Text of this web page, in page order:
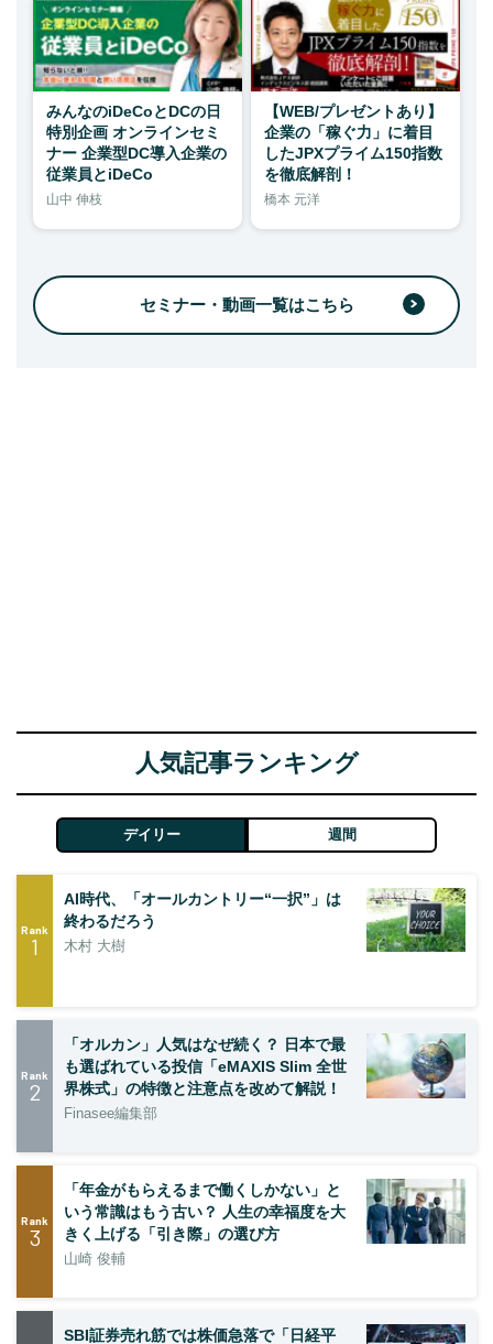
みんなのiDeCoとDCの日
特別企画 オンラインセミ
ナー 企業型DC導入企業の
従業員とiDeCo
山中 伸枝
【WEB/プレゼントあり】
企業の「稼ぐ力」に着目
したJPXプライム150指数
を徹底解剖！
橋本 元洋
セミナー・動画一覧はこちら
人気記事ランキング
デイリー 週間
Rank
1
AI時代、「オールカントリー“一択”」は
終わるだろう
木村 大樹
Rank
2
「オルカン」人気はなぜ続く？ 日本で最
も選ばれている投信「eMAXIS Slim 全世
界株式」の特徴と注意点を改めて解説！
Finasee編集部
Rank
3
「年金がもらえるまで働くしかない」と
いう常識はもう古い？ 人生の幸福度を大
きく上げる「引き際」の選び方
山崎 俊輔
SBI証券売れ筋では株価急落で「日経平